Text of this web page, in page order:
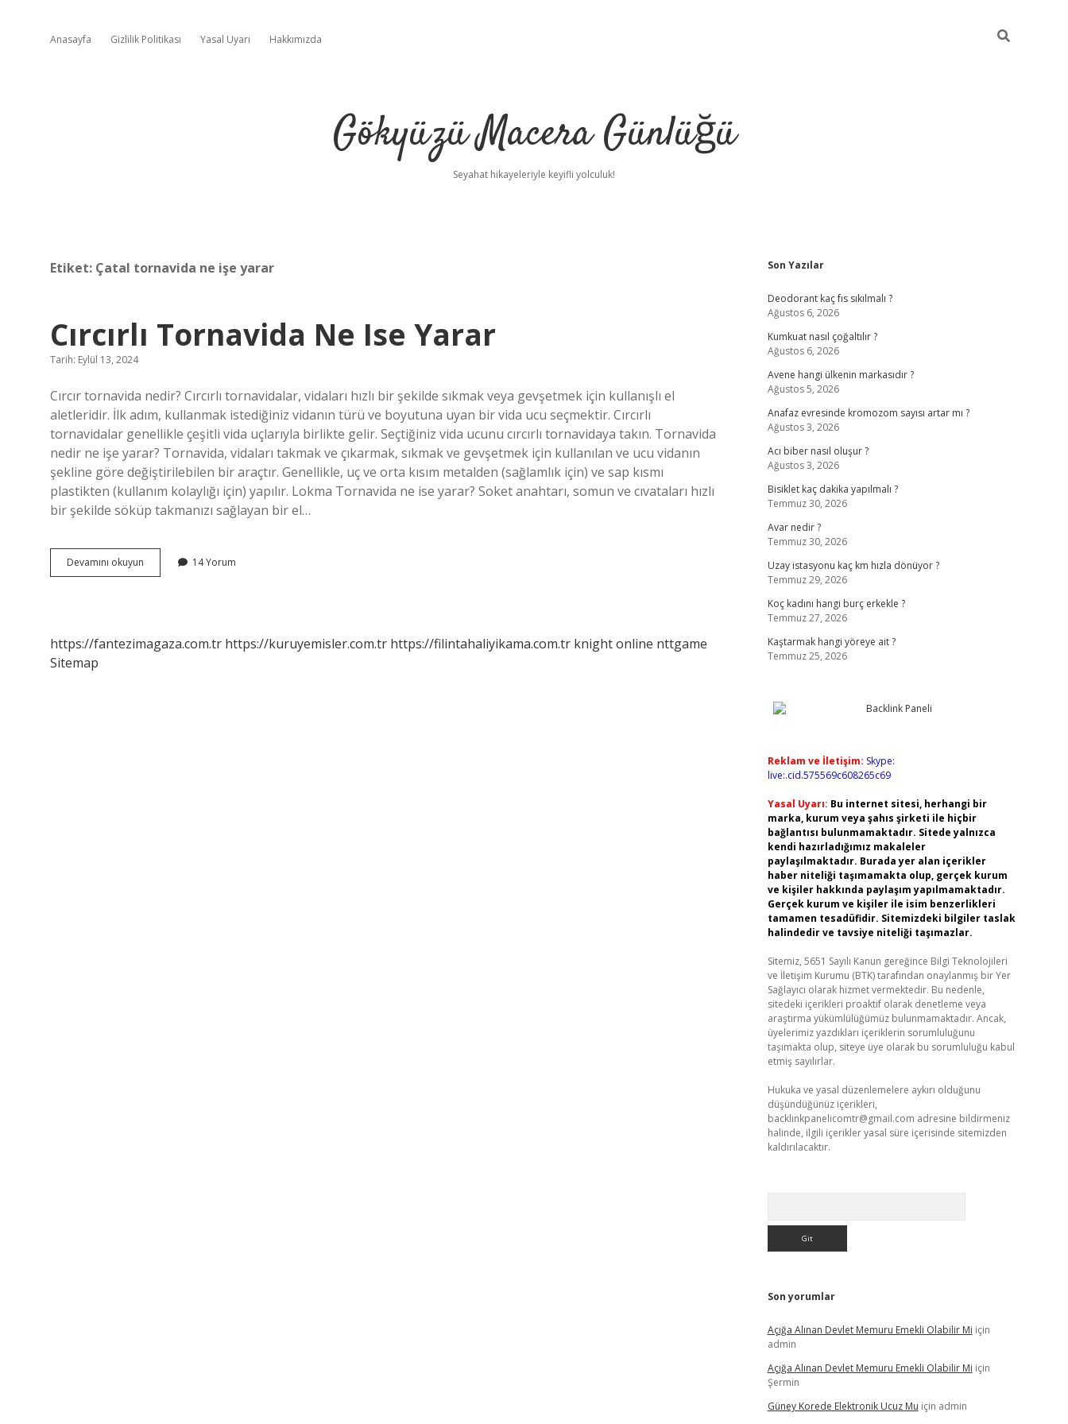
Anasayfa Gizlilik Politikası Yasal Uyarı Hakkımızda
Gökyüzü Macera Günlüğü
Seyahat hikayeleriyle keyifli yolculuk!
Etiket: Çatal tornavida ne işe yarar
Cırcırlı Tornavida Ne Ise Yarar
Tarih: Eylül 13, 2024
Cırcır tornavida nedir? Cırcırlı tornavidalar, vidaları hızlı bir şekilde sıkmak veya gevşetmek için kullanışlı el
aletleridir. İlk adım, kullanmak istediğiniz vidanın türü ve boyutuna uyan bir vida ucu seçmektir. Cırcırlı
tornavidalar genellikle çeşitli vida uçlarıyla birlikte gelir. Seçtiğiniz vida ucunu cırcırlı tornavidaya takın. Tornavida
nedir ne işe yarar? Tornavida, vidaları takmak ve çıkarmak, sıkmak ve gevşetmek için kullanılan ve ucu vidanın
şekline göre değiştirilebilen bir araçtır. Genellikle, uç ve orta kısım metalden (sağlamlık için) ve sap kısmı
plastikten (kullanım kolaylığı için) yapılır. Lokma Tornavida ne ise yarar? Soket anahtarı, somun ve cıvataları hızlı
bir şekilde söküp takmanızı sağlayan bir el…
Devamını okuyun
Tornavida
14 Yorum
https://fantezimagaza.com.tr https://kuruyemisler.com.tr https://filintahaliyikama.com.tr knight online nttgame
Sitemap
Sidebar
Son Yazılar
Deodorant kaç fıs sıkılmalı ?
Ağustos 6, 2026
Kumkuat nasıl çoğaltılır ?
Ağustos 6, 2026
Avene hangi ülkenin markasıdır ?
Ağustos 5, 2026
Anafaz evresinde kromozom sayısı artar mı ?
Ağustos 3, 2026
Acı biber nasıl oluşur ?
Ağustos 3, 2026
Bisiklet kaç dakika yapılmalı ?
Temmuz 30, 2026
Avar nedir ?
Temmuz 30, 2026
Uzay istasyonu kaç km hızla dönüyor ?
Temmuz 29, 2026
Koç kadını hangi burç erkekle ?
Temmuz 27, 2026
Kaştarmak hangi yöreye ait ?
Temmuz 25, 2026
Reklam ve İletişim: Skype:
live:.cid.575569c608265c69
Yasal Uyarı: Bu internet sitesi, herhangi bir
marka, kurum veya şahıs şirketi ile hiçbir
bağlantısı bulunmamaktadır. Sitede yalnızca
kendi hazırladığımız makaleler
paylaşılmaktadır. Burada yer alan içerikler
haber niteliği taşımamakta olup, gerçek kurum
ve kişiler hakkında paylaşım yapılmamaktadır.
Gerçek kurum ve kişiler ile isim benzerlikleri
tamamen tesadüfidir. Sitemizdeki bilgiler taslak
halindedir ve tavsiye niteliği taşımazlar.
Sitemiz, 5651 Sayılı Kanun gereğince Bilgi Teknolojileri
ve İletişim Kurumu (BTK) tarafından onaylanmış bir Yer
Sağlayıcı olarak hizmet vermektedir. Bu nedenle,
sitedeki içerikleri proaktif olarak denetleme veya
araştırma yükümlülüğümüz bulunmamaktadır. Ancak,
üyelerimiz yazdıkları içeriklerin sorumluluğunu
taşımakta olup, siteye üye olarak bu sorumluluğu kabul
etmiş sayılırlar.
Hukuka ve yasal düzenlemelere aykırı olduğunu
düşündüğünüz içerikleri,
backlinkpanelicomtr@gmail.com adresine bildirmeniz
halinde, ilgili içerikler yasal süre içerisinde sitemizden
kaldırılacaktır.
Son yorumlar
Açığa Alınan Devlet Memuru Emekli Olabilir Mi için
admin
Açığa Alınan Devlet Memuru Emekli Olabilir Mi için
Şermin
Güney Korede Elektronik Ucuz Mu için admin